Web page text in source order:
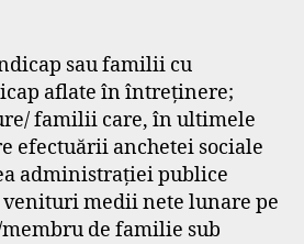
sau familii cu
aflate în întreţinere;
familii care, în ultimele
efectuării anchetei sociale
administraţiei publice
medii nete lunare pe
de familie sub